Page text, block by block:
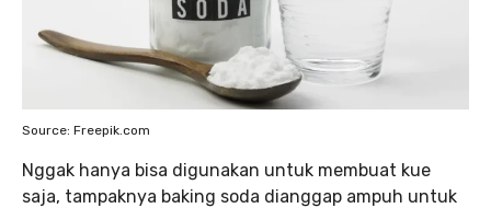
Source: Freepik.com
Nggak hanya bisa digunakan untuk membuat kue
saja, tampaknya baking soda dianggap ampuh untuk